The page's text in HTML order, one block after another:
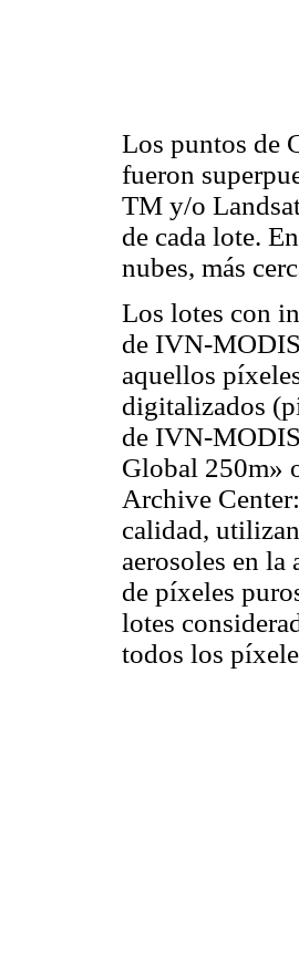
Los puntos de
fueron
TM y/o
de cada lote.
nubes, más
Los lotes con
de IVN-
aquellos
digitalizados
de IVN-
Global 250m»
Archive
calidad,
aerosoles en la
de píxeles
lotes
todos los